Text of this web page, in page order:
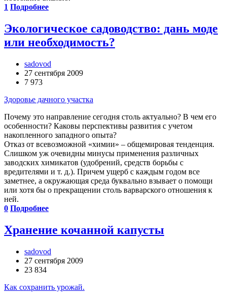
1 Подробнее
Экологическое садоводство: дань моде
или необходимость?
sadovod
27 сентября 2009
7 973
Здоровье дачного участка
Почему это направление сегодня столь актуально? В чем его
особенности? Каковы перспективы развития с учетом
накопленного западного опыта?
Отказ от всевозможной «химии» – общемировая тенденция.
Слишком уж очевидны минусы применения различных
заводских химикатов (удобрений, средств борьбы с
вредителями и т. д.). Причем ущерб с каждым годом все
заметнее, а окружающая среда буквально взывает о помощи
или хотя бы о прекращении столь варварского отношения к
ней.
0 Подробнее
Хранение кочанной капусты
sadovod
27 сентября 2009
23 834
Как сохранить урожай.